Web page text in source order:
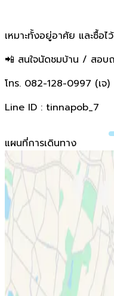
เหมาะทั้งอยู่อาศัย และซื้อไ
📲 สนใจนัดชมบ้าน / สอบ
โทร. 082-128-0997 (เจ)
Line ID : tinnapob_7
แผนที่การเดินทาง